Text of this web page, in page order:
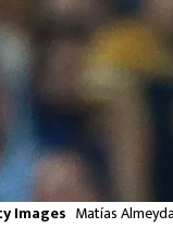
Images Matías